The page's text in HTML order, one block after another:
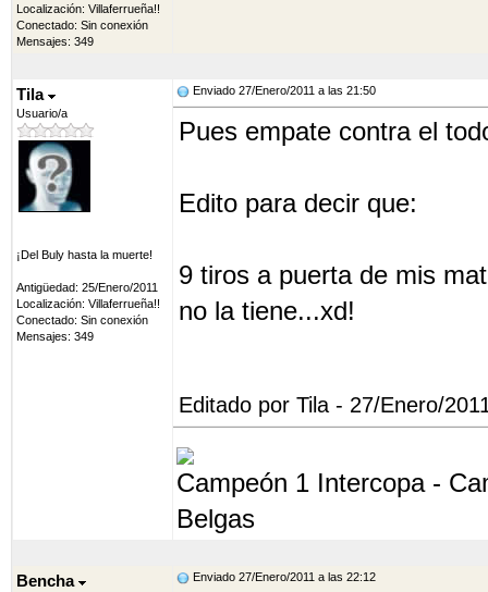
Localización: Villaferrueña!!
Conectado: Sin conexión
Mensajes: 349
Tila
Usuario/a
¡Del Buly hasta la muerte!
Antigüedad: 25/Enero/2011
Localización: Villaferrueña!!
Conectado: Sin conexión
Mensajes: 349
Enviado 27/Enero/2011 a las 21:50
Pues empate contra el
Edito para decir que:
9 tiros a puerta de mis
no la tiene...xd!
Editado por Tila - 27/Enero/
Campeón 1 Intercopa -
Belgas
Bencha Enviado 27/Enero/2011 a las 22:12